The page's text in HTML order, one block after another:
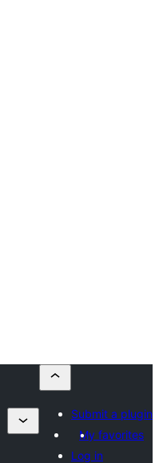
Submit a plugin
My favorites
Log in